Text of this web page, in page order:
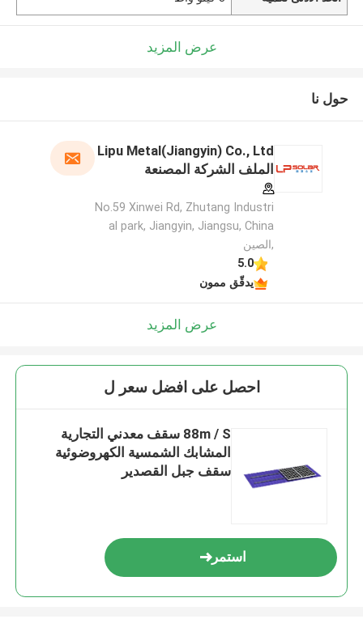
عرض المزيد
حول نا
Lipu Metal(Jiangyin) Co., Ltd
الملف الشركة المصنعة
No.59 Xinwei Rd, Zhutang Industri
al park, Jiangyin, Jiangsu, China
,الصين
5.0
يدقّق ممون
عرض المزيد
احصل على افضل سعر ل
88m / S سقف معدني التجارية
المشابك الشمسية الكهروضوئية
سقف جبل القصدير
استمر